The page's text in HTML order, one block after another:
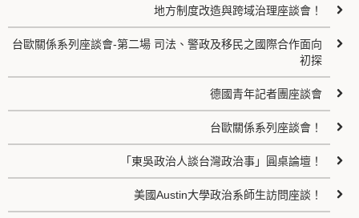
地方制度改造與跨域治理座談會！
台歐關係系列座談會-第二場 司法、警政及移民之國際合作面向
初探
德國青年記者團座談會
台歐關係系列座談會！
「東吳政治人談台灣政治事」圓桌論壇！
美國Austin大學政治系師生訪問座談！